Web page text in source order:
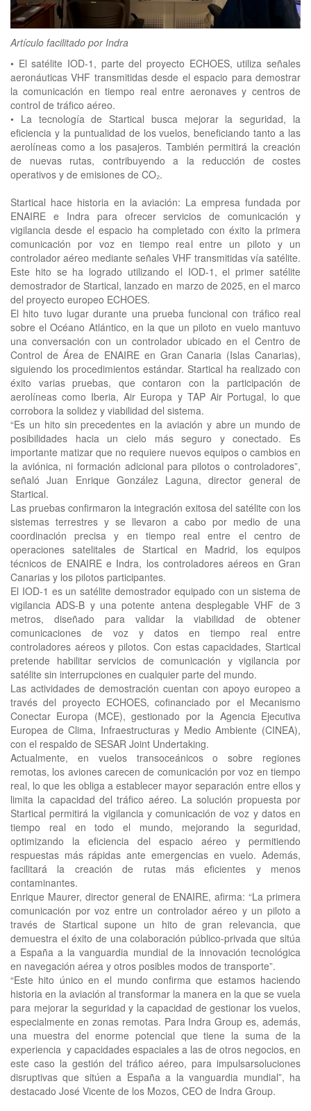
Artículo facilitado por Indra
• El satélite IOD-1, parte del proyecto ECHOES, utiliza señales
aeronáuticas VHF transmitidas desde el espacio para demostrar
la comunicación en tiempo real entre aeronaves y centros de
control de tráfico aéreo.
• La tecnología de Startical busca mejorar la seguridad, la
eficiencia y la puntualidad de los vuelos, beneficiando tanto a las
aerolíneas como a los pasajeros. También permitirá la creación
de nuevas rutas, contribuyendo a la reducción de costes
operativos y de emisiones de CO₂.
Startical hace historia en la aviación: La empresa fundada por
ENAIRE e Indra para ofrecer servicios de comunicación y
vigilancia desde el espacio ha completado con éxito la primera
comunicación por voz en tiempo real entre un piloto y un
controlador aéreo mediante señales VHF transmitidas vía satélite.
Este hito se ha logrado utilizando el IOD-1, el primer satélite
demostrador de Startical, lanzado en marzo de 2025, en el marco
del proyecto europeo ECHOES.
El hito tuvo lugar durante una prueba funcional con tráfico real
sobre el Océano Atlántico, en la que un piloto en vuelo mantuvo
una conversación con un controlador ubicado en el Centro de
Control de Área de ENAIRE en Gran Canaria (Islas Canarias),
siguiendo los procedimientos estándar. Startical ha realizado con
éxito varias pruebas, que contaron con la participación de
aerolíneas como Iberia, Air Europa y TAP Air Portugal, lo que
corrobora la solidez y viabilidad del sistema.
“Es un hito sin precedentes en la aviación y abre un mundo de
posibilidades hacia un cielo más seguro y conectado. Es
importante matizar que no requiere nuevos equipos o cambios en
la aviónica, ni formación adicional para pilotos o controladores”,
señaló Juan Enrique González Laguna, director general de
Startical.
Las pruebas confirmaron la integración exitosa del satélite con los
sistemas terrestres y se llevaron a cabo por medio de una
coordinación precisa y en tiempo real entre el centro de
operaciones satelitales de Startical en Madrid, los equipos
técnicos de ENAIRE e Indra, los controladores aéreos en Gran
Canarias y los pilotos participantes.
El IOD-1 es un satélite demostrador equipado con un sistema de
vigilancia ADS-B y una potente antena desplegable VHF de 3
metros, diseñado para validar la viabilidad de obtener
comunicaciones de voz y datos en tiempo real entre
controladores aéreos y pilotos. Con estas capacidades, Startical
pretende habilitar servicios de comunicación y vigilancia por
satélite sin interrupciones en cualquier parte del mundo.
Las actividades de demostración cuentan con apoyo europeo a
través del proyecto ECHOES, cofinanciado por el Mecanismo
Conectar Europa (MCE), gestionado por la Agencia Ejecutiva
Europea de Clima, Infraestructuras y Medio Ambiente (CINEA),
con el respaldo de SESAR Joint Undertaking.
Actualmente, en vuelos transoceánicos o sobre regiones
remotas, los aviones carecen de comunicación por voz en tiempo
real, lo que les obliga a establecer mayor separación entre ellos y
limita la capacidad del tráfico aéreo. La solución propuesta por
Startical permitirá la vigilancia y comunicación de voz y datos en
tiempo real en todo el mundo, mejorando la seguridad,
optimizando la eficiencia del espacio aéreo y permitiendo
respuestas más rápidas ante emergencias en vuelo. Además,
facilitará la creación de rutas más eficientes y menos
contaminantes.
Enrique Maurer, director general de ENAIRE, afirma: “La primera
comunicación por voz entre un controlador aéreo y un piloto a
través de Startical supone un hito de gran relevancia, que
demuestra el éxito de una colaboración público-privada que sitúa
a España a la vanguardia mundial de la innovación tecnológica
en navegación aérea y otros posibles modos de transporte”.
“Este hito único en el mundo confirma que estamos haciendo
historia en la aviación al transformar la manera en la que se vuela
para mejorar la seguridad y la capacidad de gestionar los vuelos,
especialmente en zonas remotas. Para Indra Group es, además,
una muestra del enorme potencial que tiene la suma de la
experiencia y capacidades espaciales a las de otros negocios, en
este caso la gestión del tráfico aéreo, para impulsarsoluciones
disruptivas que sitúen a España a la vanguardia mundial”, ha
destacado José Vicente de los Mozos, CEO de Indra Group.